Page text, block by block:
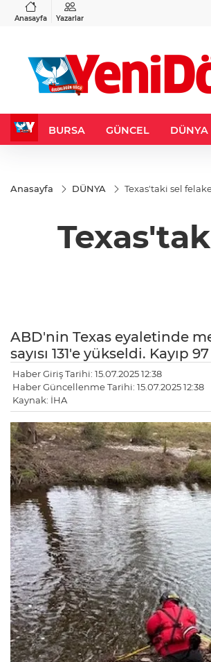
Anasayfa Yazarlar
%-0,22
BURSA GÜNCEL DÜNYA
Anasayfa DÜNYA Texas'taki sel
ABD'nin Texas eyaletinde
sayısı 131'e yükseldi. Kayıp
Haber Giriş Tarihi: 15.07.2025 12:38
Haber Güncellenme Tarihi: 15.07.2025 12:38
Kaynak: İHA